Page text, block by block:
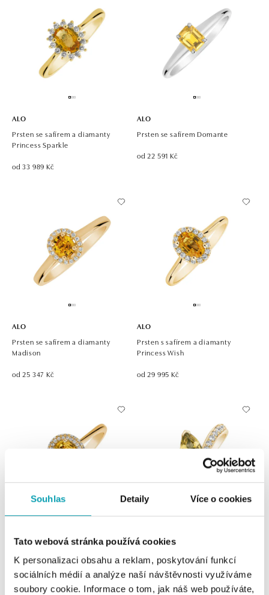
Souhlas Detaily Více o cookies
Tato webová stránka používá cookies
K personalizaci obsahu a reklam, poskytování funkcí
sociálních médií a analýze naší návštěvnosti využíváme
soubory cookie. Informace o tom, jak náš web používáte,
ALO
Prsten se safírem a diamanty
Princess Sparkle
od 33 989 Kč
ALO
Prsten se safírem Domante
od 22 591 Kč
ALO
Prsten se safírem a diamanty
Madison
od 25 347 Kč
ALO
Prsten s safírem a diamanty
Princess Wish
od 29 995 Kč
Prsten se safírem a diamanty
Bridgette
od 41 121 Kč
Joy
od 93 557 Kč